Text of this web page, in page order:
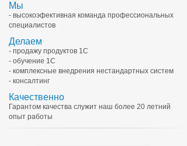
Мы
- высокоэфективная команда профессиональных
специалистов
Делаем
- продажу продуктов 1С
- обучение 1С
- комплексные внедрения нестандартных систем
- консалтинг
Качественно
Гарантом качества служит наш более 20 летний
опыт работы